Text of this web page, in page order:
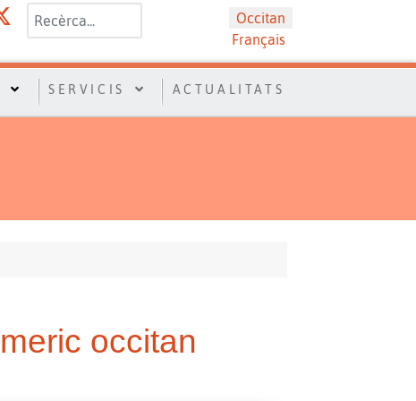
Valider Sélectionnez votre langue
Occitan
Français
SERVICIS ACTUALITATS
occitan